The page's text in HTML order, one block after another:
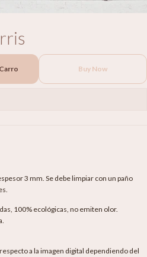
Buy Now
3 mm. Se debe limpiar con un paño
100% ecológicas, no emiten olor.
a la imagen digital dependiendo del